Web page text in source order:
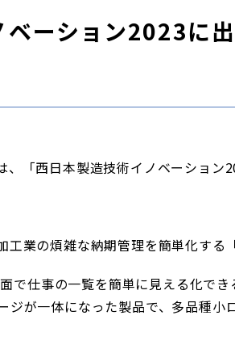
ーション2023に
「西日本製造技術イノベーション
工業の煩雑な納期管理を簡単化する
で仕事の一覧を簡単に見える化で
ジが一体になった製品で、多品種